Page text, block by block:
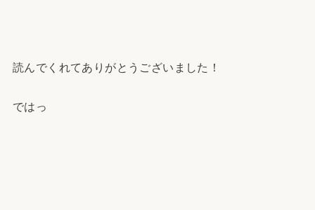
読んでくれてありがとうございました！
ではっ